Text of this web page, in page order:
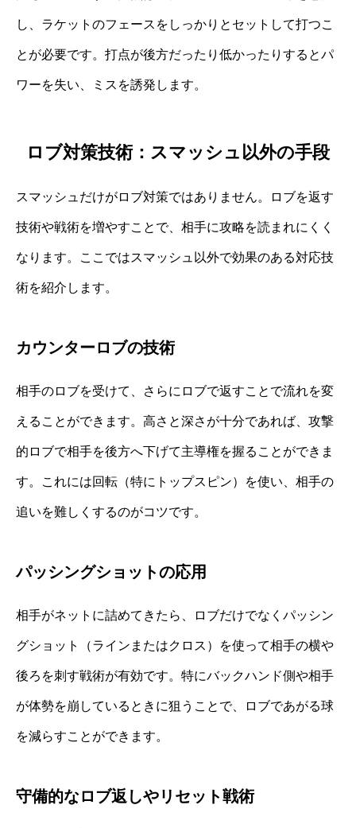
し、ラケットのフェースをしっかりとセットして打つこ
とが必要です。打点が後方だったり低かったりするとパ
ワーを失い、ミスを誘発します。
ロブ対策技術：スマッシュ以外の手段
スマッシュだけがロブ対策ではありません。ロブを返す
技術や戦術を増やすことで、相手に攻略を読まれにくく
なります。ここではスマッシュ以外で効果のある対応技
術を紹介します。
カウンターロブの技術
相手のロブを受けて、さらにロブで返すことで流れを変
えることができます。高さと深さが十分であれば、攻撃
的ロブで相手を後方へ下げて主導権を握ることができま
す。これには回転（特にトップスピン）を使い、相手の
追いを難しくするのがコツです。
パッシングショットの応用
相手がネットに詰めてきたら、ロブだけでなくパッシン
グショット（ラインまたはクロス）を使って相手の横や
後ろを刺す戦術が有効です。特にバックハンド側や相手
が体勢を崩しているときに狙うことで、ロブであがる球
を減らすことができます。
守備的なロブ返しやリセット戦術